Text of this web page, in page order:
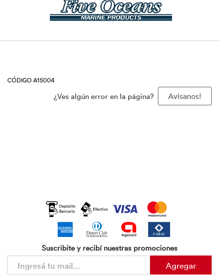
CÓDIGO A15004
¿Ves algún error en la página? Avisanos!
Suscribite y recibí nuestras promociones
Agregar